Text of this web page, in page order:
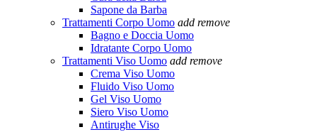
Sapone da Barba
Trattamenti Corpo Uomo add remove
Bagno e Doccia Uomo
Idratante Corpo Uomo
Trattamenti Viso Uomo add remove
Crema Viso Uomo
Fluido Viso Uomo
Gel Viso Uomo
Siero Viso Uomo
Antirughe Viso